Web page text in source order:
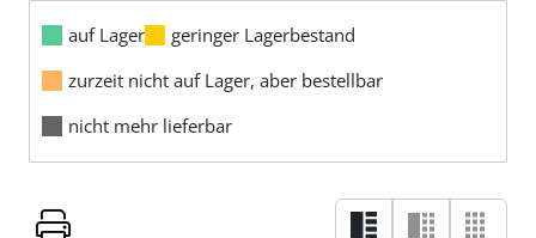
auf Lager
geringer Lagerbestand
zurzeit nicht auf Lager, aber bestellbar
nicht mehr lieferbar